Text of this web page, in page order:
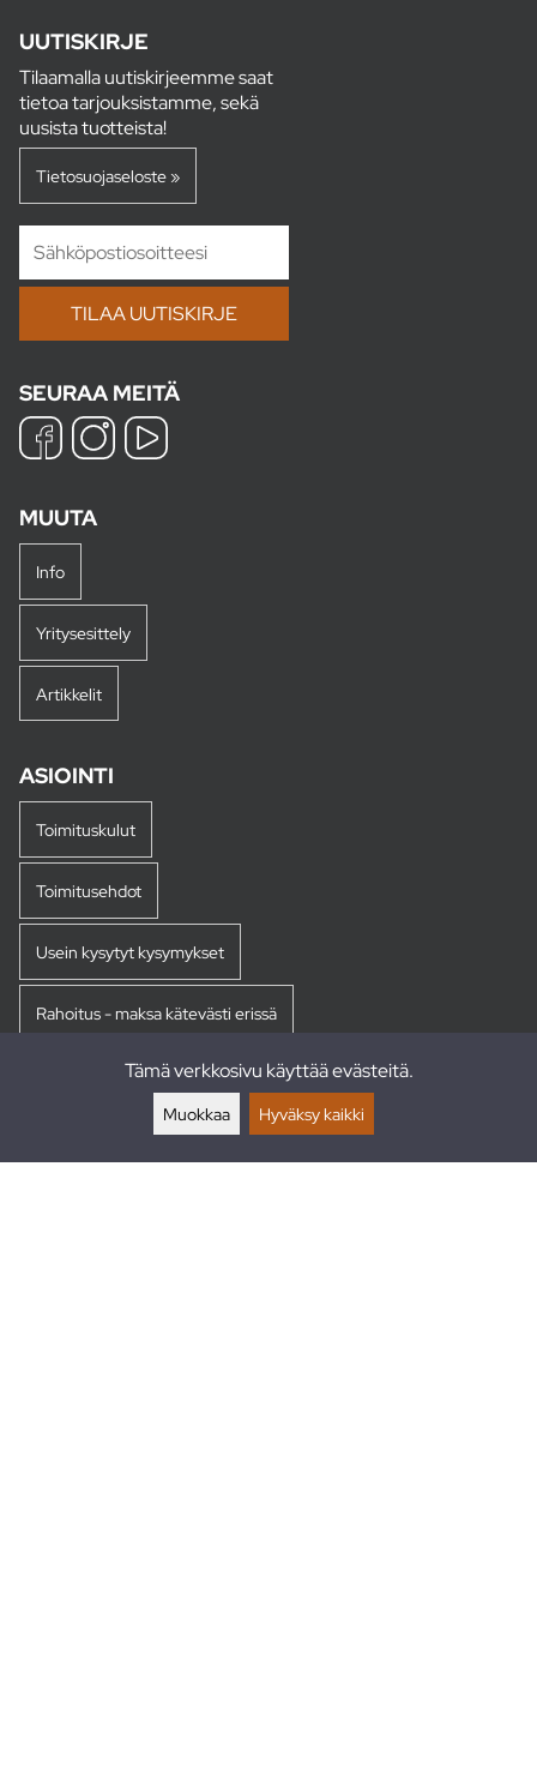
UUTISKIRJE
Tilaamalla uutiskirjeemme saat
tietoa tarjouksistamme, sekä
uusista tuotteista!
Tietosuojaseloste »
SEURAA MEITÄ
MUUTA
Info
Yritysesittely
Artikkelit
ASIOINTI
Toimituskulut
Toimitusehdot
Usein kysytyt kysymykset
Rahoitus - maksa kätevästi erissä
Tämä verkkosivu käyttää evästeitä.
Muokkaa Hyväksy kaikki